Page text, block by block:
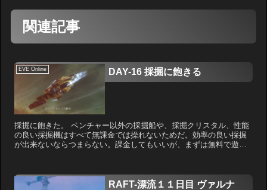
関連記事
EVE Online DAY-16 採掘に飽きる
採掘に飽きた。 ベンチャー以外の採掘船や、採掘クリスタル、性能
の良い採掘機はすべて無課金では操れないためだ。効率の良い採掘
が出来ないならつまらない。課金してもいいが、まずは無料で遊び
RAFT-漂流１１日目 ヴァルナ